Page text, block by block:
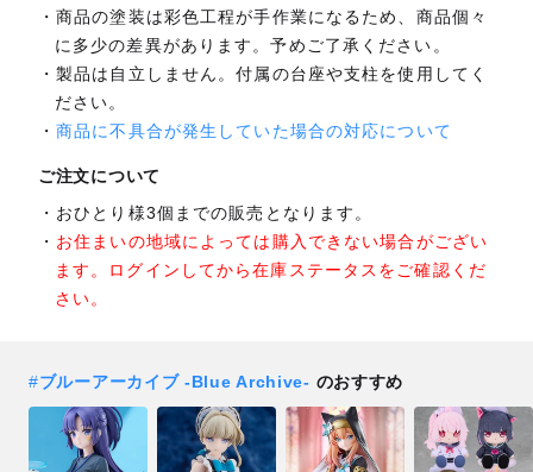
商品の塗装は彩色工程が手作業になるため、商品個々
に多少の差異があります。予めご了承ください。
製品は自立しません。付属の台座や支柱を使用してく
ださい。
商品に不具合が発生していた場合の対応について
ご注文について
おひとり様3個までの販売となります。
お住まいの地域によっては購入できない場合がござい
ます。ログインしてから在庫ステータスをご確認くだ
さい。
#ブルーアーカイブ -Blue Archive- のおすすめ